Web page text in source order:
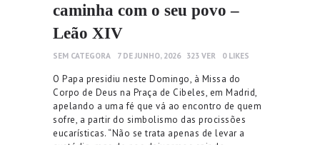
caminha com o seu povo –
Leão XIV
SEM CATEGORA 7 DE JUNHO, 2026 323 VER 0 LIKES
O Papa presidiu neste Domingo, à Missa do
Corpo de Deus na Praça de Cibeles, em Madrid,
apelando a uma fé que vá ao encontro de quem
sofre, a partir do simbolismo das procissões
eucarísticas. “Não se trata apenas de levar a